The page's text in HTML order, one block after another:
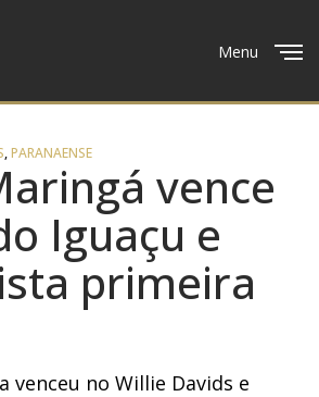
Menu
,PARANAENSE
vence
Iguaçu e
primeira
venceu no Willie Davids e